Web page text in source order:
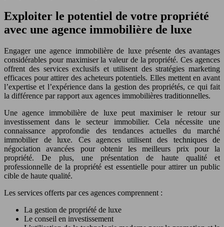
Exploiter le potentiel de votre propriété
avec une agence immobilière de luxe
Engager une agence immobilière de luxe présente des avantages
considérables pour maximiser la valeur de la propriété. Ces agences
offrent des services exclusifs et utilisent des stratégies marketing
efficaces pour attirer des acheteurs potentiels. Elles mettent en avant
l’expertise et l’expérience dans la gestion des propriétés, ce qui fait
la différence par rapport aux agences immobilières traditionnelles.
Une agence immobilière de luxe peut maximiser le retour sur
investissement dans le secteur immobilier. Cela nécessite une
connaissance approfondie des tendances actuelles du marché
immobilier de luxe. Ces agences utilisent des techniques de
négociation avancées pour obtenir les meilleurs prix pour la
propriété. De plus, une présentation de haute qualité et
professionnelle de la propriété est essentielle pour attirer un public
cible de haute qualité.
Les services offerts par ces agences comprennent :
La gestion de propriété de luxe
Le conseil en investissement